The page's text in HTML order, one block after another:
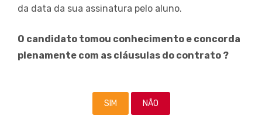
da data da sua assinatura pelo aluno.
O candidato tomou conhecimento e concorda
plenamente com as cláusulas do contrato ?
SIM NÃO